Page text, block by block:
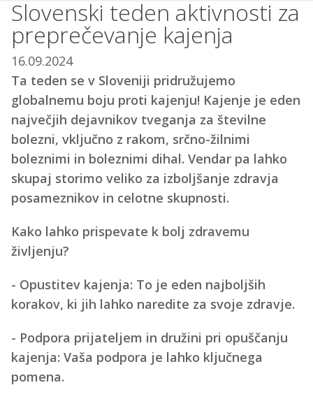
Slovenski teden aktivnosti za
preprečevanje kajenja
16.09.2024
Ta teden se v Sloveniji pridružujemo
globalnemu boju proti kajenju! Kajenje je eden
največjih dejavnikov tveganja za številne
bolezni, vključno z rakom, srčno-žilnimi
boleznimi in boleznimi dihal. Vendar pa lahko
skupaj storimo veliko za izboljšanje zdravja
posameznikov in celotne skupnosti.
Kako lahko prispevate k bolj zdravemu
življenju?
- Opustitev kajenja: To je eden najboljših
korakov, ki jih lahko naredite za svoje zdravje.
- Podpora prijateljem in družini pri opuščanju
kajenja: Vaša podpora je lahko ključnega
pomena.